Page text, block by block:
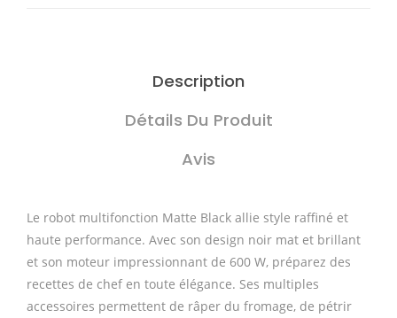
Description
Détails Du Produit
Avis
Le robot multifonction Matte Black allie style raffiné et
haute performance. Avec son design noir mat et brillant
et son moteur impressionnant de 600 W, préparez des
recettes de chef en toute élégance. Ses multiples
accessoires permettent de râper du fromage, de pétrir